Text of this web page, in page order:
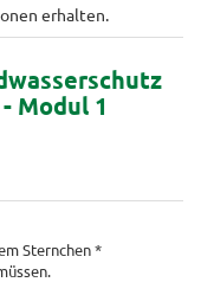
erhalten.
Modul 1
Sternchen *